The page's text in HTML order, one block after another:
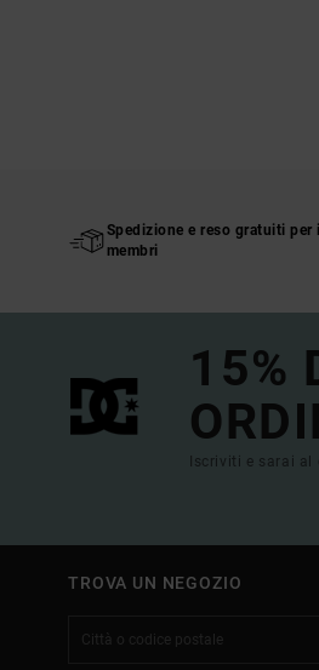
Spedizione e reso gratuiti per i
membri
15%
Iscriviti e sarai
TROVA UN NEGOZIO